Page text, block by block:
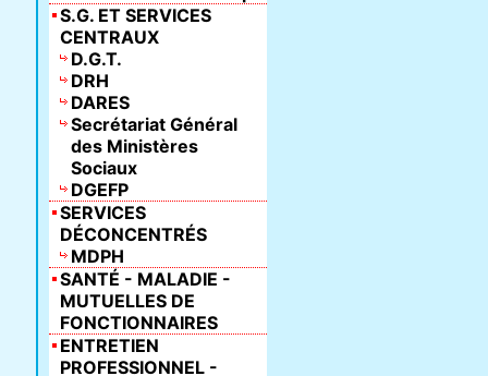
S.G. ET SERVICES
CENTRAUX
D.G.T.
DRH
DARES
Secrétariat Général
des Ministères
Sociaux
DGEFP
SERVICES
DÉCONCENTRÉS
MDPH
SANTÉ - MALADIE -
MUTUELLES DE
FONCTIONNAIRES
ENTRETIEN
PROFESSIONNEL -